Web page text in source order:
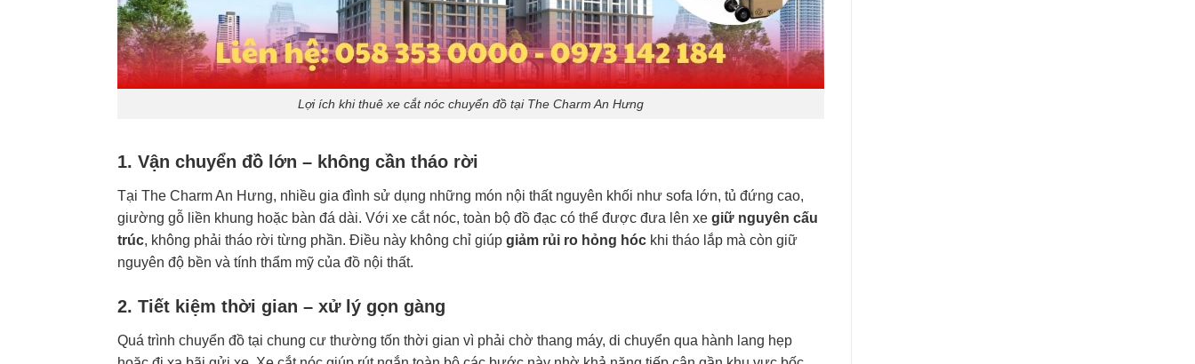
Lợi ích khi thuê xe cắt nóc chuyển đồ tại The Charm An Hưng
1. Vận chuyển đồ lớn – không cần tháo rời
Tại The Charm An Hưng, nhiều gia đình sử dụng những món nội thất nguyên khối như sofa lớn, tủ đứng cao,
giường gỗ liền khung hoặc bàn đá dài. Với xe cắt nóc, toàn bộ đồ đạc có thể được đưa lên xe giữ nguyên cấu
trúc, không phải tháo rời từng phần. Điều này không chỉ giúp giảm rủi ro hỏng hóc khi tháo lắp mà còn giữ
nguyên độ bền và tính thẩm mỹ của đồ nội thất.
2. Tiết kiệm thời gian – xử lý gọn gàng
Quá trình chuyển đồ tại chung cư thường tốn thời gian vì phải chờ thang máy, di chuyển qua hành lang hẹp